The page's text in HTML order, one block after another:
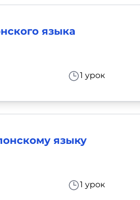
языка
1 урок
языку
1 урок
фитнес